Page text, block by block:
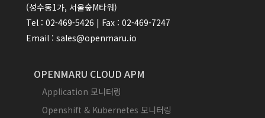
(성수동1가, 서울숲M타워)
Tel : 02-469-5426 | Fax : 02-469-7247
Email : sales@openmaru.io
OPENMARU CLOUD APM
Application 모니터링
Openshift & Kubernetes 모니터링